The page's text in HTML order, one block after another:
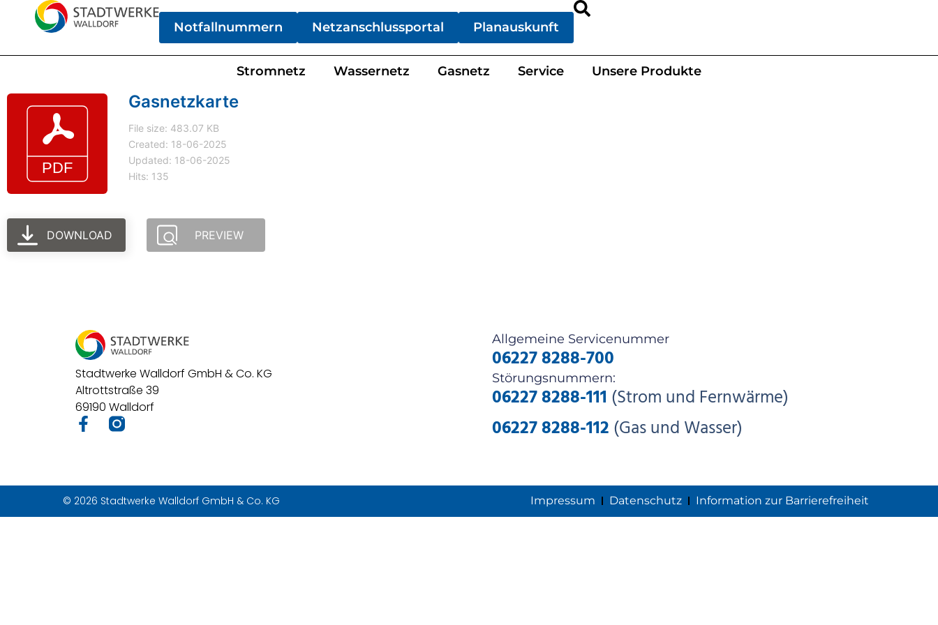
Notfallnummern Netzanschlussportal Planauskunft
Stromnetz Wassernetz Gasnetz Service Unsere Produkte
Gasnetzkarte
File size: 483.07 KB
Created: 18-06-2025
Updated: 18-06-2025
Hits: 135
DOWNLOAD PREVIEW
Stadtwerke Walldorf GmbH & Co. KG
Altrottstraße 39
69190 Walldorf
Allgemeine Servicenummer
06227 8288-700
Störungsnummern:
06227 8288-111 (Strom und Fernwärme)
06227 8288-112 (Gas und Wasser)
© 2026 Stadtwerke Walldorf GmbH & Co. KG Impressum Datenschutz Information zur Barrierefreiheit